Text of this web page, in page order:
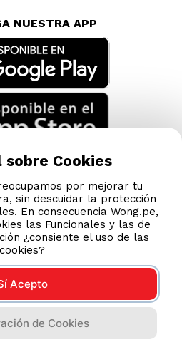
NUESTRA APP
para realizar transacciones
Cookies
por mejorar tu
sin descuidar la protección
En consecuencia Wong.pe,
las Funcionales y las de
¿consiente el uso de las
cookies?
Acepto
de Cookies